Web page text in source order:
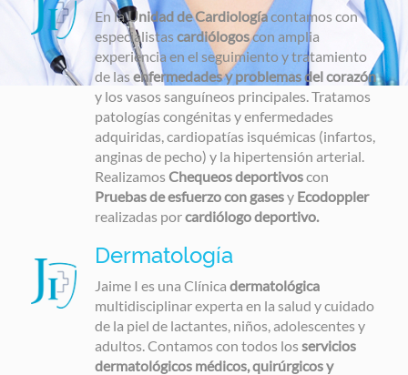
En laUnidad de Cardiologíacontamos con
especialistascardiólogoscon amplia
experiencia en el seguimiento y tratamiento
de lasenfermedades y problemas del corazón
y los vasos sanguíneos principales. Tratamos
patologías congénitas y enfermedades
adquiridas, cardiopatías isquémicas (infartos,
anginas de pecho) y la hipertensión arterial.
RealizamosChequeos deportivoscon
Pruebas de esfuerzo con gasesy Ecodoppler
realizadas porcardiólogo deportivo.
Dermatología
Jaime I es una Clínica dermatológica
multidisciplinar experta en la salud y cuidado
de la piel de lactantes, niños, adolescentes y
adultos. Contamos con todos losservicios
dermatológicos médicos, quirúrgicos y